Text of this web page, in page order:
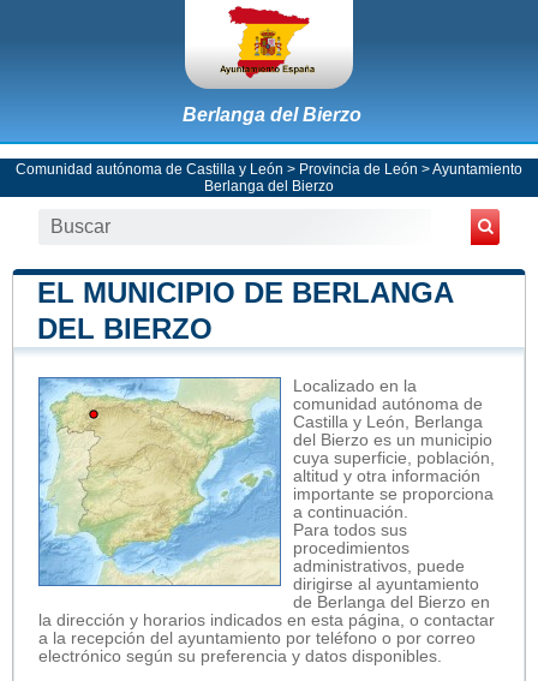
Berlanga del Bierzo
Comunidad autónoma de Castilla y León > Provincia de León >Ayuntamiento
Berlanga del Bierzo
EL MUNICIPIO DE BERLANGA
DEL BIERZO
Localizado en la
comunidad autónoma de
Castilla y León, Berlanga
del Bierzo es un municipio
cuya superficie, población,
altitud y otra información
importante se proporciona
a continuación.
Para todos sus
procedimientos
administrativos, puede
dirigirse al ayuntamiento
de Berlanga del Bierzo en
la dirección y horarios indicados en esta página, o contactar
a la recepción del ayuntamiento por teléfono o por correo
electrónico según su preferencia y datos disponibles.